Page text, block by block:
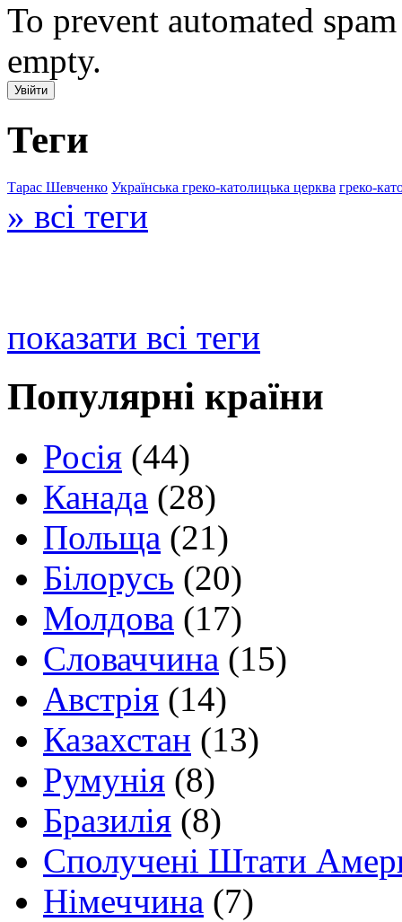
To prevent automated
empty.
Теги
Тарас Шевченко Українська греко-католицька церква греко-
» всі теги
показати всі теги
Популярні країни
Росія (44)
Канада (28)
Польща (21)
Білорусь (20)
Молдова (17)
Словаччина (15)
Австрія (14)
Казахстан (13)
Румунія (8)
Бразилія (8)
Сполучені Штати
Німеччина (7)